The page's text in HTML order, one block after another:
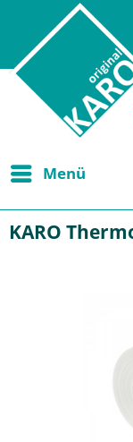
Menü
KARO